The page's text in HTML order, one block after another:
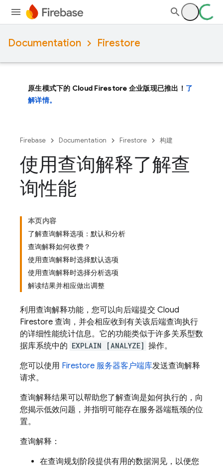
Documentation Firestore
原生模式下的 Cloud Firestore 企业版现已推出！ 了
解详情。
Firebase Documentation Firestore 构建
使用查询解释了解查
询性能
本页内容
了解查询解释选项：默认和分析
查询解释如何收费？
使用查询解释时选择默认选项
使用查询解释时选择分析选项
解读结果并相应做出调整
利用查询解释功能，您可以向后端提交 Cloud
Firestore 查询，并会相应收到有关该后端查询执行
的详细性能统计信息。它的功能类似于许多关系型数
据库系统中的 EXPLAIN [ANALYZE] 操作。
您可以使用 Firestore 服务器客户端库发送查询解释
请求。
查询解释结果可以帮助您了解查询是如何执行的，向
您揭示低效问题，并指明可能存在服务器端瓶颈的位
置。
查询解释：
在查询规划阶段提供有用的数据洞见，以便您